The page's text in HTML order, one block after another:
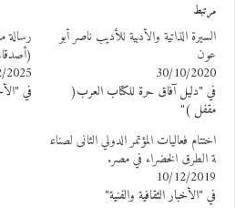
الذاتية والأدبية للأديب ناصر أبو
30/10/
"دليل آفاق حرة للكتاب العرب(
)"
رسالة
(أصدقاء
02/2025
في "الأخبار
فعاليات المؤتمر الدولي الثانى لصناع
الطرق الخضراء في مصر.
10/12/
"الأخبار الثقافية والفنية"